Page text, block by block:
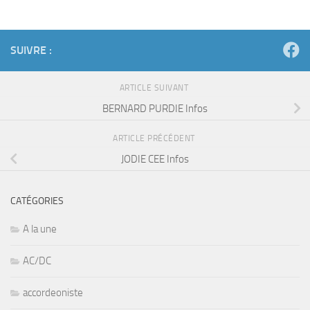
SUIVRE :
ARTICLE SUIVANT
BERNARD PURDIE Infos
ARTICLE PRÉCÉDENT
JODIE CEE Infos
CATÉGORIES
A la une
AC/DC
accordeoniste